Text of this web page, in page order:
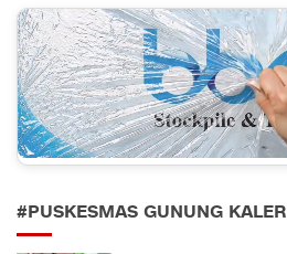
#PUSKESMAS GUNUNG KALER